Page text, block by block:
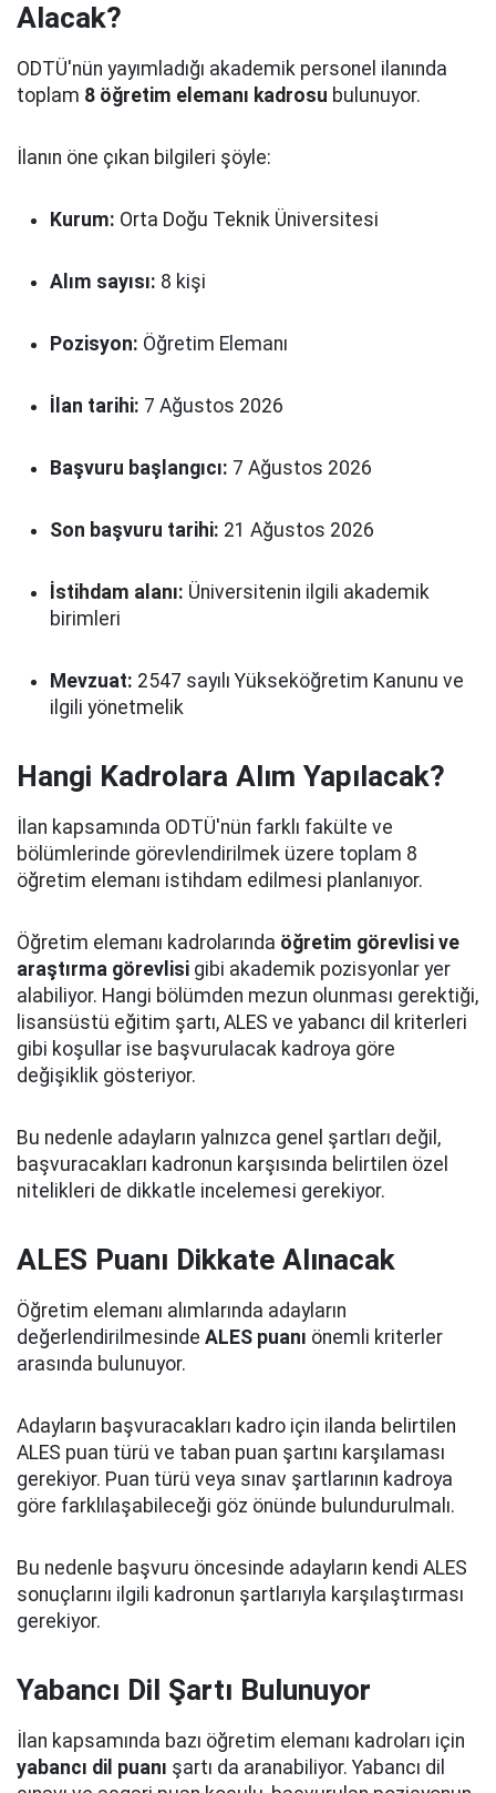
Alacak?
ODTÜ'nün yayımladığı akademik personel ilanında
toplam 8 öğretim elemanı kadrosu bulunuyor.
İlanın öne çıkan bilgileri şöyle:
Kurum: Orta Doğu Teknik Üniversitesi
Alım sayısı: 8 kişi
Pozisyon: Öğretim Elemanı
İlan tarihi: 7 Ağustos 2026
Başvuru başlangıcı: 7 Ağustos 2026
Son başvuru tarihi: 21 Ağustos 2026
İstihdam alanı: Üniversitenin ilgili akademik
birimleri
Mevzuat: 2547 sayılı Yükseköğretim Kanunu ve
ilgili yönetmelik
Hangi Kadrolara Alım Yapılacak?
İlan kapsamında ODTÜ'nün farklı fakülte ve
bölümlerinde görevlendirilmek üzere toplam 8
öğretim elemanı istihdam edilmesi planlanıyor.
Öğretim elemanı kadrolarında öğretim görevlisi ve
araştırma görevlisi gibi akademik pozisyonlar yer
alabiliyor. Hangi bölümden mezun olunması gerektiği,
lisansüstü eğitim şartı, ALES ve yabancı dil kriterleri
gibi koşullar ise başvurulacak kadroya göre
değişiklik gösteriyor.
Bu nedenle adayların yalnızca genel şartları değil,
başvuracakları kadronun karşısında belirtilen özel
nitelikleri de dikkatle incelemesi gerekiyor.
ALES Puanı Dikkate Alınacak
Öğretim elemanı alımlarında adayların
değerlendirilmesinde ALES puanı önemli kriterler
arasında bulunuyor.
Adayların başvuracakları kadro için ilanda belirtilen
ALES puan türü ve taban puan şartını karşılaması
gerekiyor. Puan türü veya sınav şartlarının kadroya
göre farklılaşabileceği göz önünde bulundurulmalı.
Bu nedenle başvuru öncesinde adayların kendi ALES
sonuçlarını ilgili kadronun şartlarıyla karşılaştırması
gerekiyor.
Yabancı Dil Şartı Bulunuyor
İlan kapsamında bazı öğretim elemanı kadroları için
yabancı dil puanı şartı da aranabiliyor. Yabancı dil